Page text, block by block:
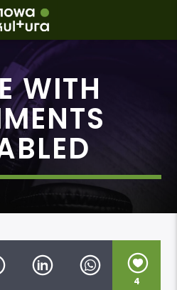
WITH
4